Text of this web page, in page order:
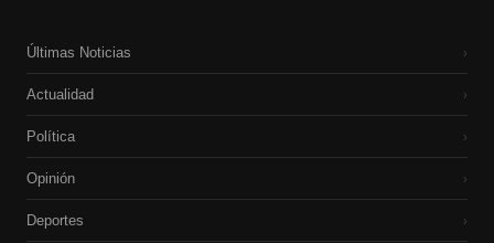
Últimas Noticias ›
Actualidad ›
Política ›
Opinión ›
Deportes ›